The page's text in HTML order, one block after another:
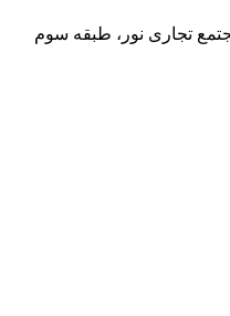
تجاری نور، طبقه سوم